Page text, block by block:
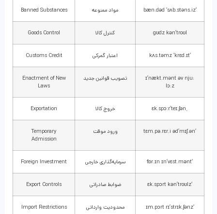
‘bæn.dəd ‘sʌb.stəns.iz مواد ممنوعه Banned Substances
gʊdz kən’troʊl کنترل کالا Goods Control
‘kʌs.təmz ‘krɛd.ɪt اعتبار گمرکی Customs Credit
ɪ’nækt.mənt əv nju:
lɔ:z
تصویب قوانین جدید
Enactment of New
Laws
ˌɛk.spɔːr’teɪ.ʃən خروج کالا Exportation
‘tɛm.pə.rɛr.i əd’mɪʃ.ən ورود موقت
Temporary
Admission
‘fɒr.ɪn ɪn’vɛst.mənt سرمایه‌گذاری خارجی Foreign Investment
‘ɛk.spɔrt kən’troʊlz ضوابط صادراتی Export Controls
‘ɪm.pɔrt rɪ’strɪk.ʃənz محدودیت وارداتی Import Restrictions